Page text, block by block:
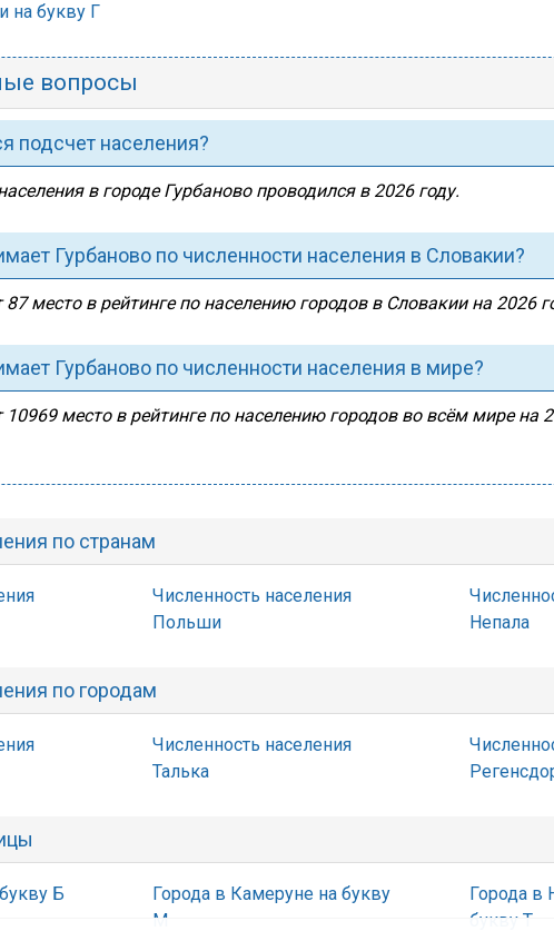
на букву Г
вопросы
подсчет населения?
в городе Гурбаново проводился в 2026 году.
Гурбаново по численности населения в Словакии?
место в рейтинге по населению городов в Словакии на 2026
Гурбаново по численности населения в мире?
10969 место в рейтинге по населению городов во всём мире на
по странам
Численность населения
Польши
Непала
по городам
Численность населения
Талька
Б
Города в Камеруне на букву
М
Города в
букву Т